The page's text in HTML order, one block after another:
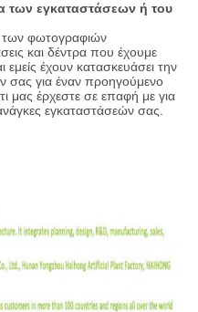
των εγκαταστάσεων ή του
των φωτογραφιών
και δέντρα που έχουμε
εμείς έχουν κατασκευάσει την
σας για έναν προηγούμενο
μας έρχεστε σε επαφή με για
εγκαταστάσεών σας.